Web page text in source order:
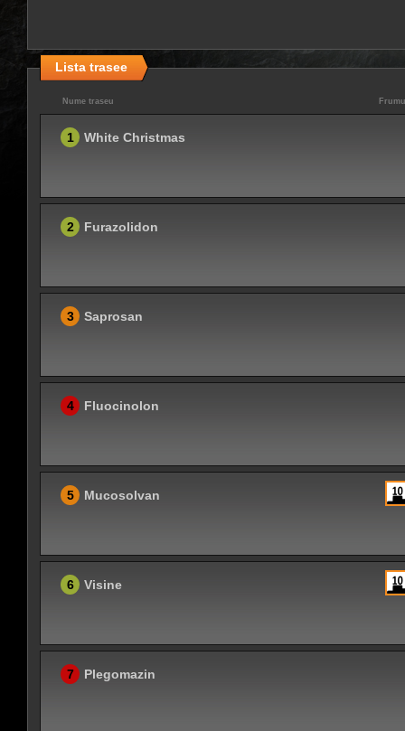
Lista trasee
Nume traseu
1 White Christmas
2 Furazolidon
3 Saprosan
4 Fluocinolon
5 Mucosolvan
6 Visine
7 Plegomazin